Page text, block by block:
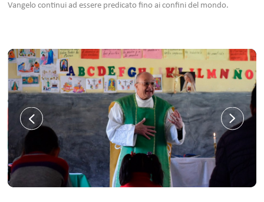
Vangelo continui ad essere predicato fino ai confini del mondo.